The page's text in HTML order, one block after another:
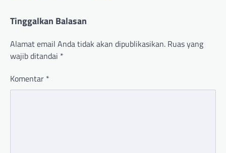
Tinggalkan Balasan
Alamat email Anda tidak akan dipublikasikan. Ruas yang
wajib ditandai *
Komentar *